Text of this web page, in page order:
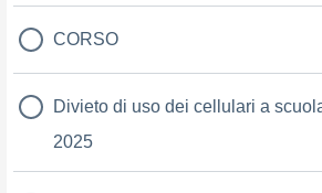
CORSO
Divieto di uso dei cellulari a
2025